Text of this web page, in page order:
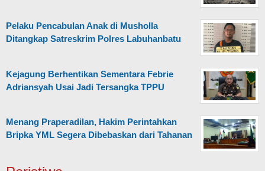
Pelaku Pencabulan Anak di Musholla
Ditangkap Satreskrim Polres Labuhanbatu
Kejagung Berhentikan Sementara Febrie
Adriansyah Usai Jadi Tersangka TPPU
Menang Praperadilan, Hakim Perintahkan
Bripka YML Segera Dibebaskan dari Tahanan